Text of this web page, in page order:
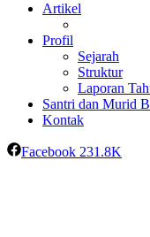
Artikel
Profil
Sejarah
Struktur
Laporan
Santri dan Murid
Kontak
Facebook 231.8K